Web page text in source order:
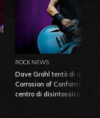
ROCK NEWS
Dave Grohl tentò di
Corrosion of Conformity
centro di